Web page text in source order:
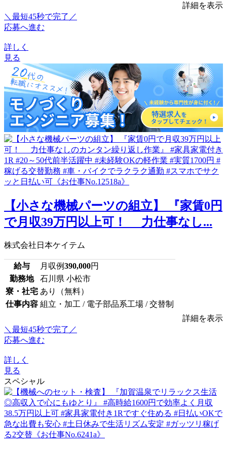
詳細を表示
＼最短45秒で完了／
応募へ進む
詳しく
見る
【小さな機械パーツの組立】 『家賃0円
で月収39万円以上可！ 力仕事なし...
株式会社日本ケイテム
給与 月収例390,000円
勤務地
石川県 小松市
寮・社宅 あり（無料）
仕事内容 組立・加工 / 電子部品系工場 / 交替制
詳細を表示
＼最短45秒で完了／
応募へ進む
詳しく
見る
スペシャル